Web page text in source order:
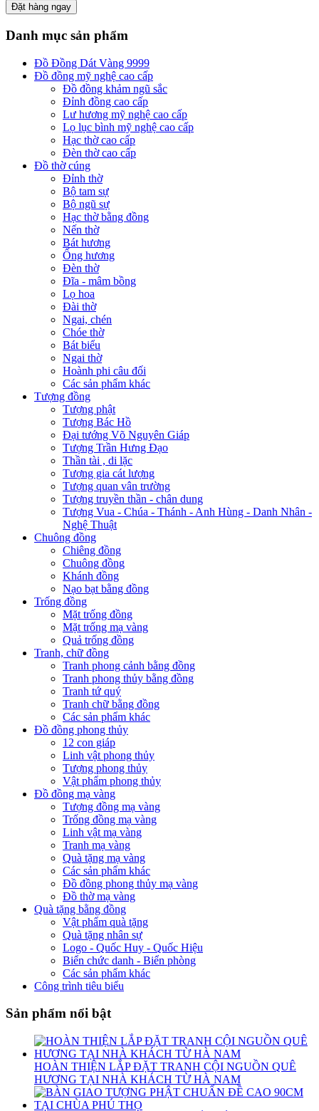
Đặt hàng ngay
Danh mục sản phẩm
Đồ Đồng Dát Vàng 9999
Đồ đồng mỹ nghệ cao cấp
Đồ đồng khảm ngũ sắc
Đỉnh đồng cao cấp
Lư hương mỹ nghệ cao cấp
Lọ lục bình mỹ nghệ cao cấp
Hạc thờ cao cấp
Đèn thờ cao cấp
Đồ thờ cúng
Đỉnh thờ
Bộ tam sự
Bộ ngũ sự
Hạc thờ bằng đồng
Nến thờ
Bát hương
Ống hương
Đèn thờ
Đĩa - mâm bồng
Lọ hoa
Đài thờ
Ngai, chén
Chóe thờ
Bát biểu
Ngai thờ
Hoành phi câu đối
Các sản phẩm khác
Tượng đồng
Tượng phật
Tượng Bác Hồ
Đại tướng Võ Nguyên Giáp
Tượng Trần Hưng Đạo
Thần tài , di lặc
Tượng gia cát lượng
Tượng quan vân trường
Tượng truyền thần - chân dung
Tượng Vua - Chúa - Thánh - Anh Hùng - Danh Nhân -
Nghệ Thuật
Chuông đồng
Chiêng đồng
Chuông đồng
Khánh đồng
Nạo bạt bằng đồng
Trống đồng
Mặt trống đồng
Mặt trống mạ vàng
Quả trống đồng
Tranh, chữ đồng
Tranh phong cảnh bằng đồng
Tranh phong thủy bằng đồng
Tranh tứ quý
Tranh chữ bằng đồng
Các sản phẩm khác
Đồ đồng phong thủy
12 con giáp
Linh vật phong thủy
Tượng phong thủy
Vật phẩm phong thủy
Đồ đồng mạ vàng
Tượng đồng mạ vàng
Trống đồng mạ vàng
Linh vật mạ vàng
Tranh mạ vàng
Quà tặng mạ vàng
Các sản phẩm khác
Đồ đồng phong thủy mạ vàng
Đồ thờ mạ vàng
Quà tặng bằng đồng
Vật phẩm quà tặng
Quà tặng nhân sự
Logo - Quốc Huy - Quốc Hiệu
Biển chức danh - Biển phòng
Các sản phẩm khác
Công trình tiêu biểu
Sản phẩm nổi bật
HOÀN THIỆN LẮP ĐẶT TRANH CỘI NGUỒN QUÊ
HƯƠNG TẠI NHÀ KHÁCH TỪ HÀ NAM